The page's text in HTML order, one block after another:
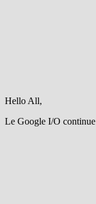
Hello All,
Le Google I/O continue